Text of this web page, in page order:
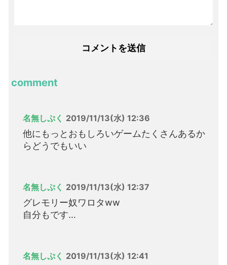
comment
名無しぷく 2019/11/13(水) 12:36
他にもっとおもしろいゲームたくさんあるか
らどうでもいい
名無しぷく 2019/11/13(水) 12:37
グレモリー奴ワロタww
自分もです…
名無しぷく 2019/11/13(水) 12:41